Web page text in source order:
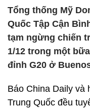
Tổng thống Mỹ
Quốc Tập Cận
tạm ngừng chiến
1/12 trong một
đỉnh G20 ở
Báo China Daily và
Trung Quốc đều